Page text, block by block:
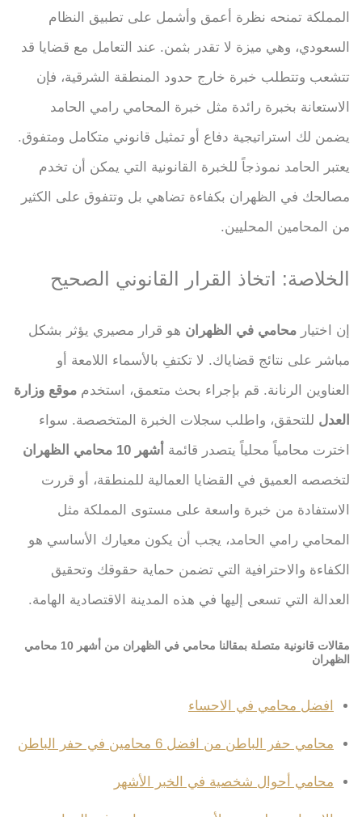
المملكة تمنحه نظرة أعمق وأشمل على تطبيق النظام
السعودي، وهي ميزة لا تقدر بثمن. عند التعامل مع قضايا قد
تتشعب وتتطلب خبرة خارج حدود المنطقة الشرقية، فإن
الاستعانة بخبرة رائدة مثل خبرة المحامي رامي الحامد
يضمن لك استراتيجية دفاع أو تمثيل قانوني متكامل ومتفوق.
يعتبر الحامد نموذجاً للخبرة القانونية التي يمكن أن تخدم
مصالحك في الظهران بكفاءة تضاهي بل وتتفوق على الكثير
من المحامين المحليين.
الخلاصة: اتخاذ القرار القانوني الصحيح
إن اختيار محامي في الظهران هو قرار مصيري يؤثر بشكل
مباشر على نتائج قضاياك. لا تكتفِ بالأسماء اللامعة أو
العناوين الرنانة. قم بإجراء بحث متعمق، استخدم موقع وزارة
العدل للتحقق، واطلب سجلات الخبرة المتخصصة. سواء
اخترت محامياً محلياً يتصدر قائمة أشهر 10 محامي الظهران
لتخصصه العميق في القضايا العمالية للمنطقة، أو قررت
الاستفادة من خبرة واسعة على مستوى المملكة مثل
المحامي رامي الحامد، يجب أن يكون معيارك الأساسي هو
الكفاءة والاحترافية التي تضمن حماية حقوقك وتحقيق
العدالة التي تسعى إليها في هذه المدينة الاقتصادية الهامة.
مقالات قانونية متصلة بمقالنا محامي في الظهران من أشهر 10 محامي
الظهران
افضل محامي في الاحساء
محامي حفر الباطن من افضل 6 محامين في حفر الباطن
محامي أحوال شخصية في الخبر الأشهر